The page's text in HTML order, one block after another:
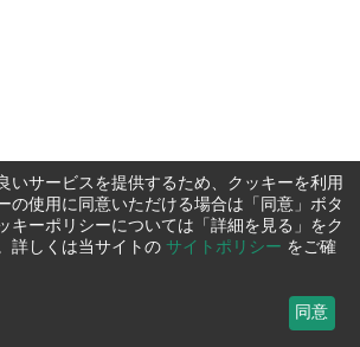
いサービスを提供するため、クッキーを利用
の使用に同意いただける場合は「同意」ボタ
キーポリシーについては「詳細を見る」をク
詳しくは当サイトの サイトポリシー をご確
同意